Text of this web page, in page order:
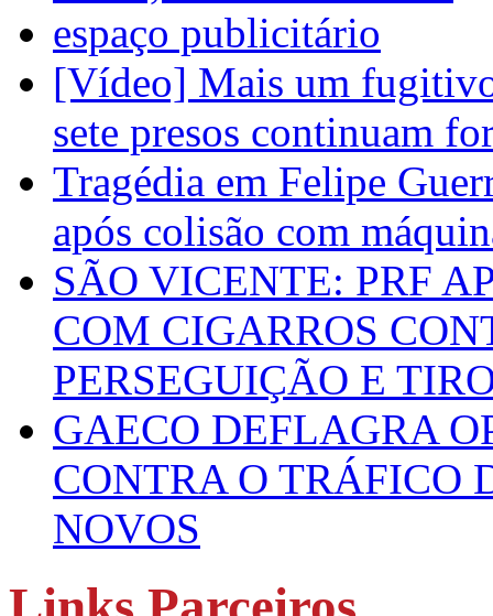
espaço publicitário
[Vídeo] Mais um
sete presos continuam
Tragédia em Felipe
após colisão com
SÃO VICENTE: PRF
COM CIGARROS
PERSEGUIÇÃO E
GAECO DEFLAGRA
CONTRA O TRÁFICO
NOVOS